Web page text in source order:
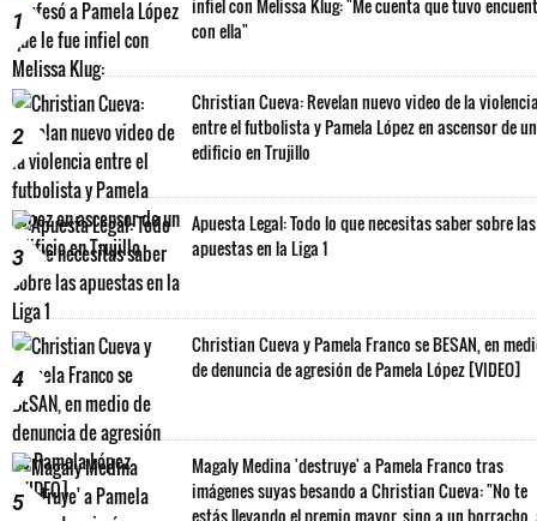
1
infiel con Melissa Klug: "Me cuenta que tuvo
con ella"
2
Christian Cueva: Revelan nuevo video de la
entre el futbolista y Pamela López en ascensor de un
edificio en Trujillo
3
Apuesta Legal: Todo lo que necesitas saber sobre las
apuestas en la Liga 1
4
Christian Cueva y Pamela Franco se BESAN, en
de denuncia de agresión de Pamela López [VIDEO]
5
Magaly Medina 'destruye' a Pamela Franco tras
imágenes suyas besando a Christian Cueva: "No te
estás llevando el premio mayor, sino a un borracho,